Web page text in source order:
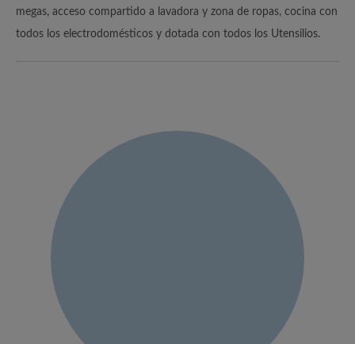
megas, acceso compartido a lavadora y zona de ropas, cocina con
todos los electrodomésticos y dotada con todos los Utensilios.